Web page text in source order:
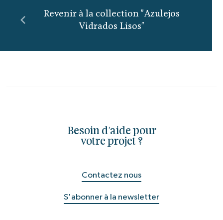
Revenir à la collection "Azulejos
Vidrados Lisos"
Besoin d'aide pour
votre projet ?
Contactez nous
S'abonner à la newsletter